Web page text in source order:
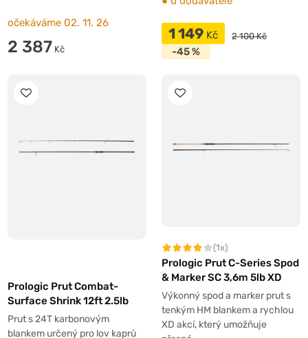
očekáváme 02. 11. 26
2 387 Kč
1 149 Kč 2 100 Kč
-45 %
Prologic Prut Combat-
Surface Shrink 12ft 2.5lb
Prut s 24T karbonovým
blankem určený pro lov kaprů
(1x)
Prologic Prut C-Series Spod
& Marker SC 3,6m 5lb XD
Výkonný spod a marker prut s
tenkým HM blankem a rychlou
XD akcí, který umožňuje